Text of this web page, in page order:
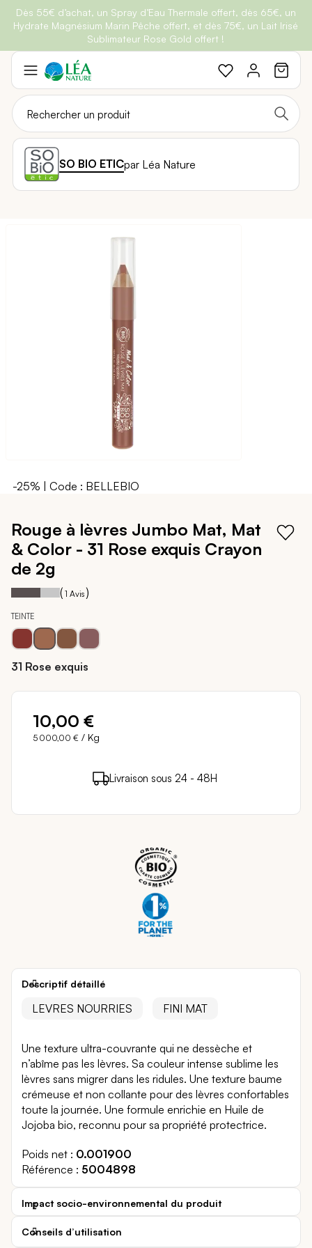
Belle semaine : Profitez de-25% + Livraison offertedès 30€
d'achat avec le codeBELLEBIO
BRADERIE :-40% sur une sélection de produits
Dès 55€ d’achat, un Spray d’Eau Thermale offert, dès 65€, un
Hydrate Magnésium Marin Pêche offert, et dès 75€, un Lait Irisé
Sublimateur Rose Gold offert !
Aller
contenu
SO BIO ETICpar Léa Nature
-25% | Code : BELLEBIO
début
Galerie
d’images
Rouge à lèvres Jumbo Mat, Mat
& Color - 31 Rose exquis Crayon
de 2g
Notation: 60
% of 100
( 1 Avis )
TEINTE
31 Rose exquis
10,00 €
5 000,00 € / Kg
10 points de fidélité ( 0,20 €
en achetant ce
Livraison sous 24 - 48H
Paiement sécurisé
Descriptif détaillé
LEVRES NOURRIES FINI MAT
Une texture ultra-couvrante qui ne dessèche et
n’abîme pas les lèvres. Sa couleur intense sublime les
lèvres sans migrer dans les ridules. Une texture baume
crémeuse et non collante pour des lèvres confortables
toute la journée. Une formule enrichie en Huile de
Jojoba bio, reconnu pour sa propriété protectrice.
Poids net
0.001900
Référence
5004898
Impact socio-environnemental du produit
Conseils d’utilisation